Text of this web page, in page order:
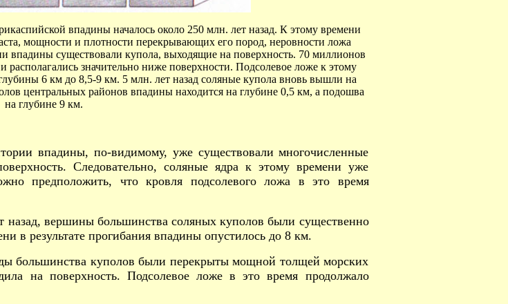
впадины началось около 250 млн. лет назад. К этому времени
мощности и плотности перекрывающих его пород, неровности ложа
впадины существовали купола, выходящие на поверхность. 70 миллионов
значительно ниже поверхности. Подсолевое ложе к этому
6 км до 8,5-9 км. 5 млн. лет назад соляные купола вновь вышли на
центральных районов впадины находится на глубине 0,5 км, а подошва
на глубине 9 км.
впадины, по-видимому, уже существовали многочисленные
Следовательно, соляные ядра к этому времени уже
предположить, что кровля подсолевого ложа в это время
назад, вершины большинства соляных куполов были существенно
в результате прогибания впадины опустилось до 8 км.
большинства куполов были перекрыты мощной толщей морских
на поверхность. Подсолевое ложе в это время продолжало